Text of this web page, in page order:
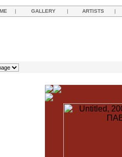
| GALLERY | ARTISTS |